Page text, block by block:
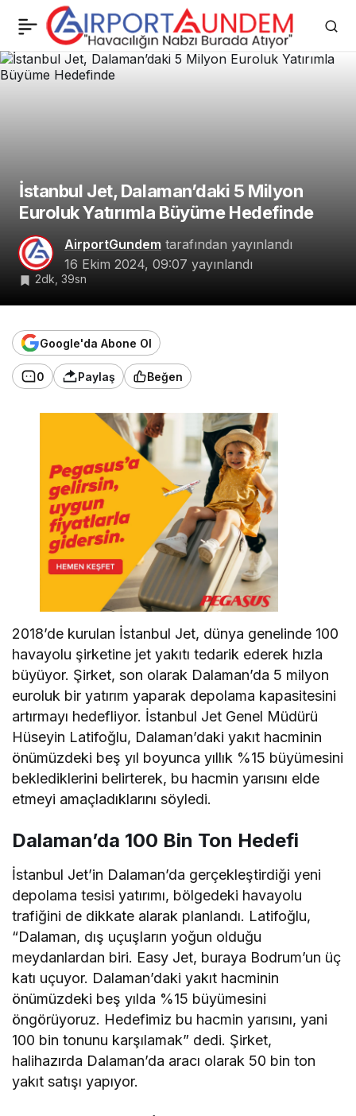
İstanbul Jet, Dalaman’daki 5 Milyon
Euroluk Yatırımla Büyüme Hedefinde
AirportGundem tarafından yayınlandı
16 Ekim 2024, 09:07 yayınlandı
2dk, 39sn
Google'da Abone Ol
0 Paylaş Beğen
2018’de kurulan İstanbul Jet, dünya genelinde 100
havayolu şirketine jet yakıtı tedarik ederek hızla
büyüyor. Şirket, son olarak Dalaman’da 5 milyon
euroluk bir yatırım yaparak depolama kapasitesini
artırmayı hedefliyor. İstanbul Jet Genel Müdürü
Hüseyin Latifoğlu, Dalaman’daki yakıt hacminin
önümüzdeki beş yıl boyunca yıllık %15 büyümesini
beklediklerini belirterek, bu hacmin yarısını elde
etmeyi amaçladıklarını söyledi.
Dalaman’da 100 Bin Ton Hedefi
İstanbul Jet’in Dalaman’da gerçekleştirdiği yeni
depolama tesisi yatırımı, bölgedeki havayolu
trafiğini de dikkate alarak planlandı. Latifoğlu,
“Dalaman, dış uçuşların yoğun olduğu
meydanlardan biri. Easy Jet, buraya Bodrum’un üç
katı uçuyor. Dalaman’daki yakıt hacminin
önümüzdeki beş yılda %15 büyümesini
öngörüyoruz. Hedefimiz bu hacmin yarısını, yani
100 bin tonunu karşılamak” dedi. Şirket,
halihazırda Dalaman’da aracı olarak 50 bin ton
yakıt satışı yapıyor.
Boeing’in Borç Bataklığı:
33 Milyar Dolar Kaybın
0 Paylaş